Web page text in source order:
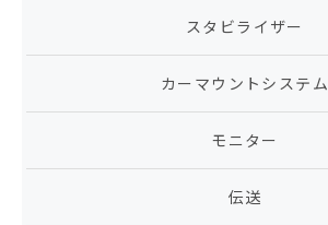
スタビライザー
カーマウントシステム
モニター
伝送